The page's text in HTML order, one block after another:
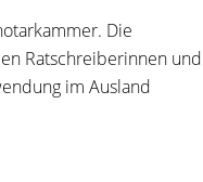
Die
Ratschreiberinnen und
im Ausland